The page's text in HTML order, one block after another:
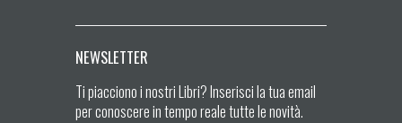
NEWSLETTER
Ti piacciono i nostri Libri? Inserisci la tua email
per conoscere in tempo reale tutte le novità.